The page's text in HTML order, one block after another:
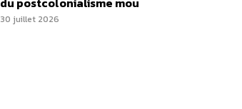
30 juillet 2026